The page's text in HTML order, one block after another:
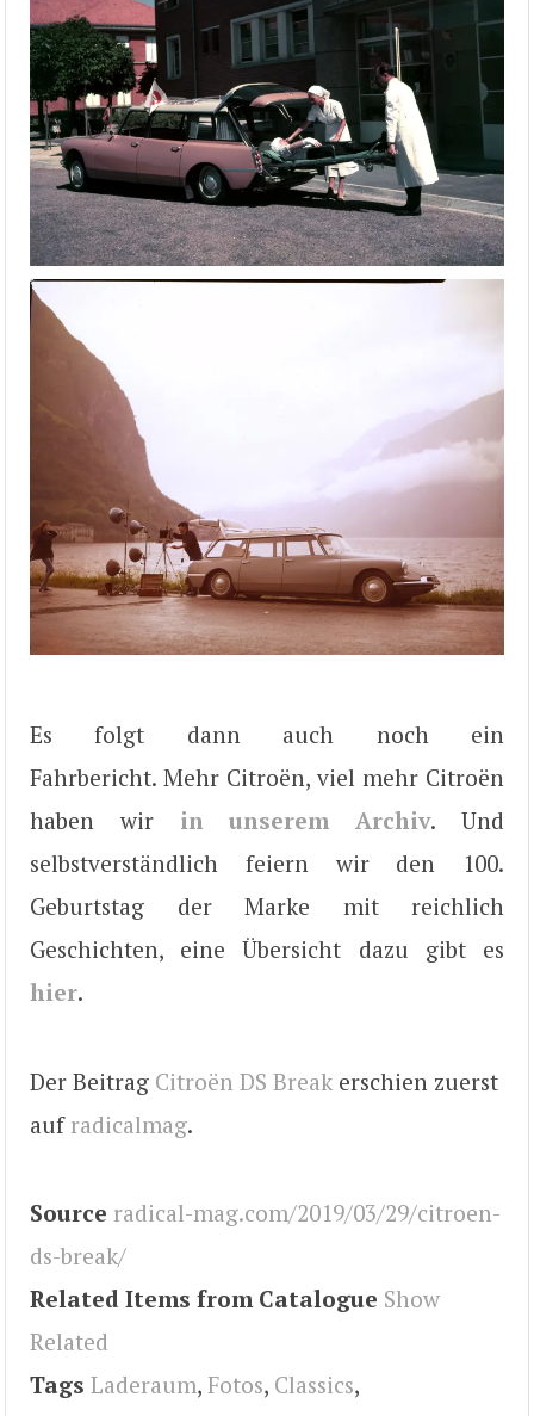
Es folgt dann auch noch ein
Fahrbericht. Mehr Citroën, viel mehr Citroën
haben wir in unserem Archiv. Und
selbstverständlich feiern wir den 100.
Geburtstag der Marke mit reichlich
Geschichten, eine Übersicht dazu gibt es
hier.
Der Beitrag Citroën DS Break erschien zuerst
auf radicalmag.
Source radical-mag.com/2019/03/29/citroen-
ds-break/
Related Items from Catalogue Show
Related
Tags Laderaum, Fotos, Classics,